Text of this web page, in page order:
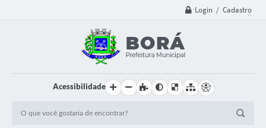
Login / Cadastro
Acessibilidade